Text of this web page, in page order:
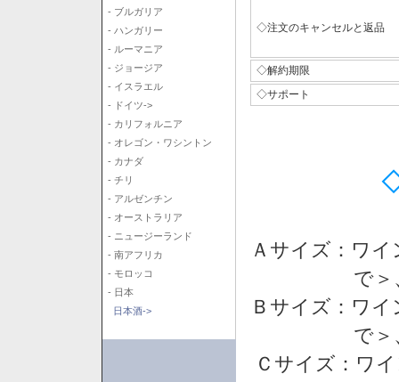
- ブルガリア
- ハンガリー
- ルーマニア
- ジョージア
- イスラエル
- ドイツ->
- カリフォルニア
- オレゴン・ワシントン
- カナダ
- チリ
- アルゼンチン
- オーストラリア
- ニュージーランド
- 南アフリカ
- モロッコ
- 日本
日本酒->
◇注文のキャンセルと返品
◇解約期限
◇サポート
Ａサイズ：ワ
で
Ｂサイズ：ワ
で
Ｃサイズ：ワ